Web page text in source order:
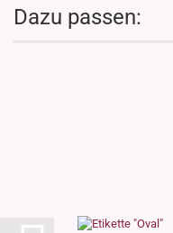
Dazu passen: